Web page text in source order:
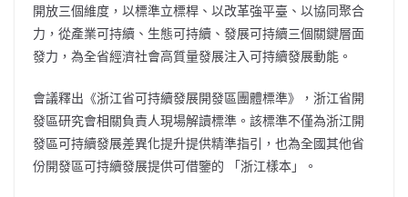
開放三個維度，以標準立標桿、以改革強平臺、以協同聚合
力，從產業可持續、生態可持續、發展可持續三個關鍵層面
發力，為全省經濟社會高質量發展注入可持續發展動能。
會議釋出《浙江省可持續發展開發區團體標準》，浙江省開
發區研究會相關負責人現場解讀標準。該標準不僅為浙江開
發區可持續發展差異化提升提供精準指引，也為全國其他省
份開發區可持續發展提供可借鑒的 「浙江樣本」。